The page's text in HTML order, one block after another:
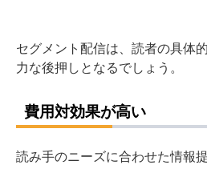
セグメント配信は、読者の具体
力な後押しとなるでしょう。
費用対効果が高い
読み手のニーズに合わせた情報